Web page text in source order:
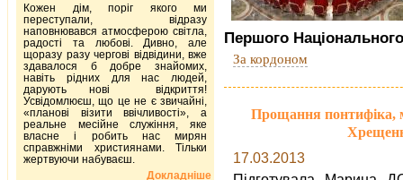
Першого
За кордоном
Прощання понтифіка,
17.03.2013
Кожен дім, поріг якого ми
переступали, відразу
наповнювався атмосферою світла,
радості та любові. Дивно, але
щоразу разу чергові відвідини, вже
здавалося б добре знайомих,
навіть рідних для нас людей,
дарують нові відкриття!
Усвідомлюєш, що це не є звичайні,
«планові візити ввічливості», а
реальне месійне служіння, яке
власне і робить нас мирян
справжніми християнами. Тільки
жертвуючи набуваєш.
Докладніше